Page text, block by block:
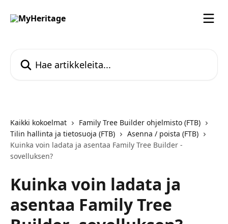
Kaikki kokoelmat
Family Tree Builder ohjelmisto (FTB)
Tilin hallinta ja tietosuoja (FTB)
Asenna / poista (FTB)
Kuinka voin ladata ja asentaa Family Tree Builder -
sovelluksen?
Kuinka voin ladata ja
asentaa Family Tree